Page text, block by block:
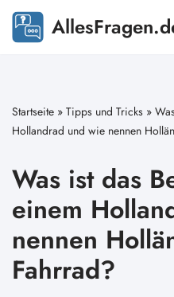
Zum
Startseite » Tipps und Tricks »
Hollandrad und wie nennen
Was ist das
einem
nennen
Fahrrad?